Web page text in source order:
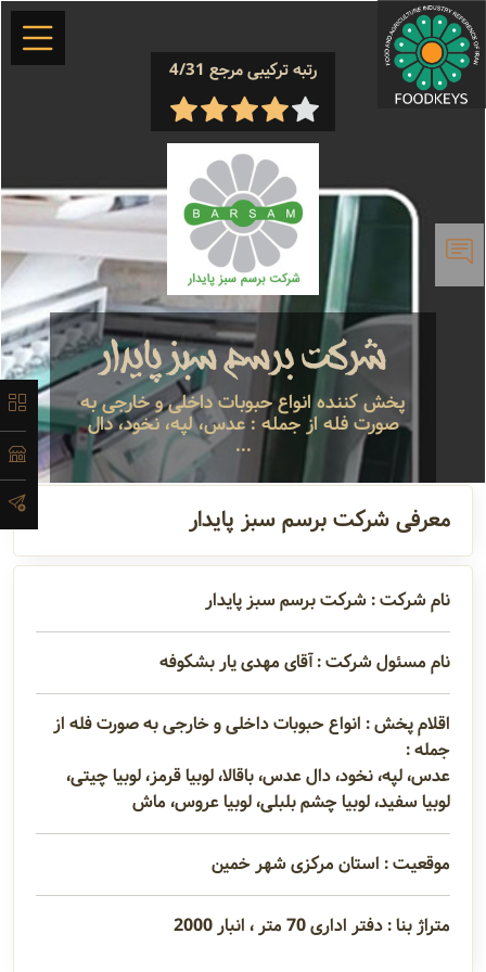
رتبه ترکیبی مرجع 4/31
شرکت برسم سبز پایدار
پخش کننده انواع حبوبات داخلی و خارجی به
صورت فله از جمله : عدس، لپه، نخود، دال
...
×
معرفی
تاریخچه
لیست
محصولات
آدرس و
اطلاعات
تماس
مدیران و
مسئولین
گالری
سابقه
شرکت
معرفی شرکت برسم سبز پایدار
نام شرکت : شرکت برسم سبز پایدار
نام مسئول شرکت : آقای مهدی یار بشکوفه
اقلام پخش : انواع حبوبات داخلی و خارجی به صورت فله از
جمله :
عدس، لپه، نخود، دال عدس، باقالا، لوبیا قرمز، لوبیا چیتی،
لوبیا سفید، لوبیا چشم بلبلی، لوبیا عروس، ماش
موقعیت : استان مرکزی شهر خمین
متراژ بنا : دفتر اداری 70 متر ، انبار 2000